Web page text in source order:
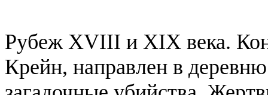
Рубеж XVIII и XIX века.
Крейн, направлен в